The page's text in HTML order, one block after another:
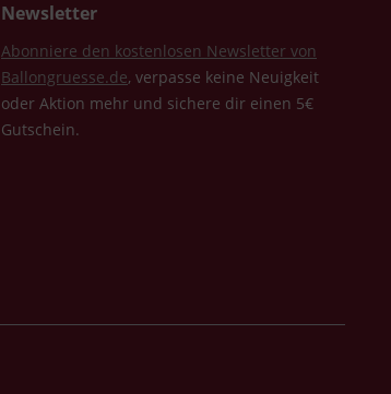
Newsletter
Abonniere den kostenlosen Newsletter von
Ballongruesse.de, verpasse keine Neuigkeit
oder Aktion mehr und sichere dir einen 5€
Gutschein.